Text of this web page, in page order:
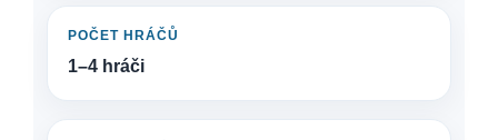
POČET HRÁČŮ
1–4 hráči